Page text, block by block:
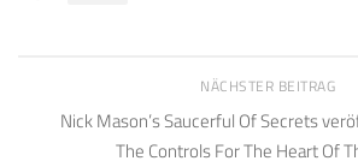
NÄCHSTER BEITRAG
Nick Mason’s Saucerful Of Secrets
The Controls For The Heart Of